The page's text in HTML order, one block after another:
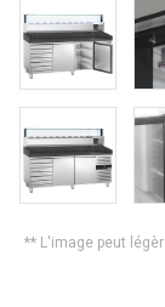
** L'image peut